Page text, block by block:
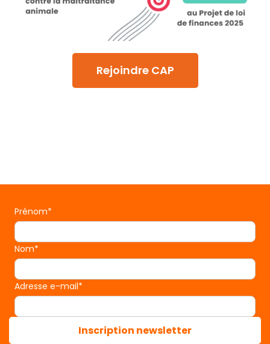
Rejoindre CAP
Prénom*
Nom*
Adresse e-mail*
Inscription newsletter